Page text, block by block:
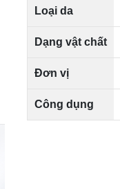
Loại da
Dạng vật chất
Đơn vị
Công dụng